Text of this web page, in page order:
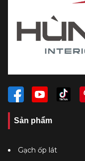
Sản phẩm
Gạch ốp lát